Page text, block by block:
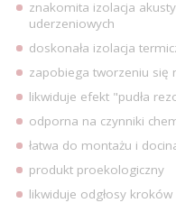
znakomita izolacja
uderzeniowych
doskonała izolacja
zapobiega tworzeniu się
likwiduje efekt "pudła
odporna na czynniki
łatwa do montażu i
produkt proekologiczny
likwiduje odgłosy